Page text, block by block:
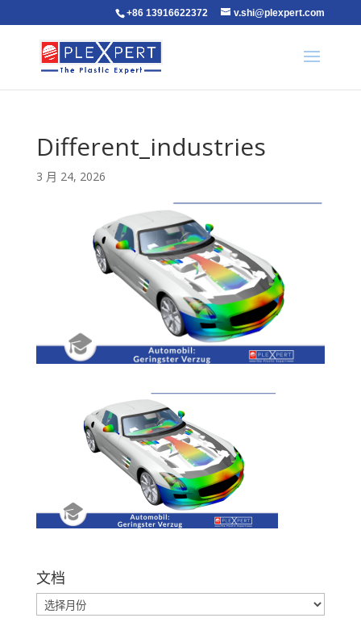
+86 13916622372 v.shi@plexpert.com
Different_industries
3 月 24, 2026
文档